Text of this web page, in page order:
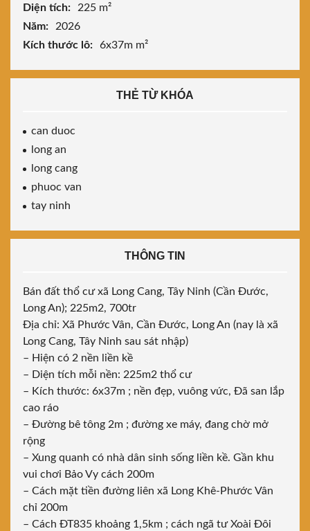
Diện tích:
225 m²
Năm:
2026
Kích thước lô:
6x37m m²
THẺ TỪ KHÓA
can duoc
long an
long cang
phuoc van
tay ninh
THÔNG TIN
Bán đất thổ cư xã Long Cang, Tây Ninh (Cần Đước,
Long An); 225m2, 700tr
Địa chỉ: Xã Phước Vân, Cần Đước, Long An (nay là xã
Long Cang, Tây Ninh sau sát nhập)
– Hiện có 2 nền liền kề
– Diện tích mỗi nền: 225m2 thổ cư
– Kích thước: 6x37m ; nền đẹp, vuông vức, Đã san lắp
cao ráo
– Đường bê tông 2m ; đường xe máy, đang chờ mở
rộng
– Xung quanh có nhà dân sinh sống liền kề. Gần khu
vui chơi Bảo Vy cách 200m
– Cách mặt tiền đường liên xã Long Khê-Phước Vân
chỉ 200m
– Cách ĐT835 khoảng 1,5km ; cách ngã tư Xoài Đôi